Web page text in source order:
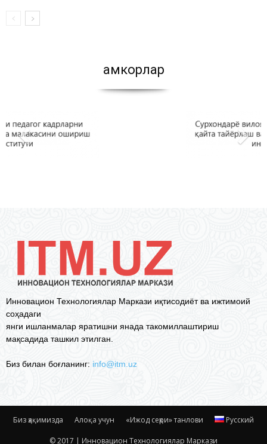
Ҳамкорлар
Инновацион Технологиялар Маркази иқтисодиёт ва ижтимоий
соҳадаги
янги ишланмалар яратишни янада такомиллаштириш
мақсадида ташкил этилган.
Биз билан боғланинг: info@itm.uz
Биз ҳақимизда Алоқа учун «Ижод сеҳри» танлови Русский
© 2017 | Инновацион Технологиялар Маркази